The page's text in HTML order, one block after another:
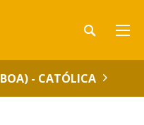
- CATÓLICA